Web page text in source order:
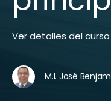
Ver detalles del curso
M.I. José